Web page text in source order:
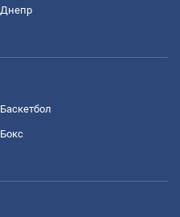
Днепр
Баскетбол
Бокс